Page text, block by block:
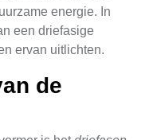
energie. In
een driefasige
ervan uitlichten.
de